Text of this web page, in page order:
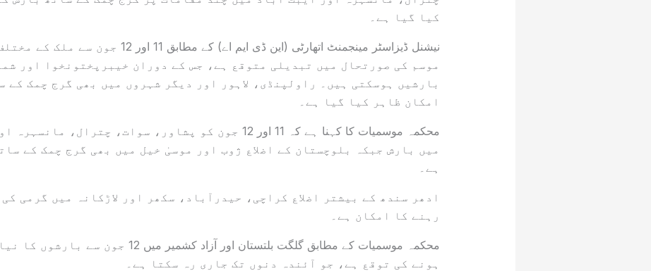
کیا گیا ہے۔
نیشنل ڈیزاسٹر مینجمنٹ اتھارٹی (این ڈی ایم اے) کے مطابق 11
موسم کی صورتحال میں تبدیلی متوقع ہے، جس کے دوران خیبرپختونخوا اور
بارشیں ہوسکتی ہیں۔ راولپنڈی، لاہور اور دیگر شہروں میں بھی گرج چمک کے
امکان ظاہر کیا گیا ہے۔
محکمہ موسمیات کا کہنا ہے کہ 11 اور 12 جون کو پشاور، سوات، چترال،
میں بارش جبکہ بلوچستان کے اضلاع ژوب اور موسیٰ خیل میں بھی گرج چمک کے
ہے۔
ادھر سندھ کے بیشتر اضلاع کراچی، حیدرآباد، سکھر اور لاڑکانہ میں گرمی
رہنے کا امکان ہے۔
محکمہ موسمیات کے مطابق گلگت بلتستان اور آزاد کشمیر میں
ہونے کی توقع ہے، جو آئندہ دنوں تک جاری رہ سکتا ہے۔